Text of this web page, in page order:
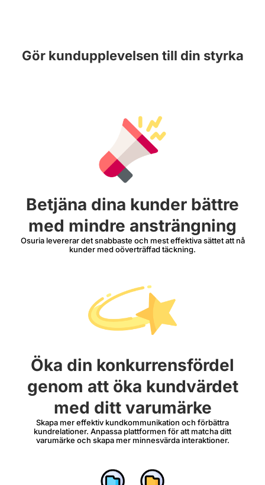
Gör kundupplevelsen till din styrka
Betjäna dina kunder bättre
med mindre ansträngning
Osuria levererar det snabbaste och mest effektiva sättet att nå
kunder med oöverträffad täckning.
Öka din konkurrensfördel
genom att öka kundvärdet
med ditt varumärke
Skapa mer effektiv kundkommunikation och förbättra
kundrelationer. Anpassa plattformen för att matcha ditt
varumärke och skapa mer minnesvärda interaktioner.